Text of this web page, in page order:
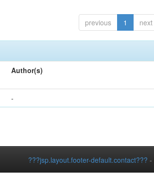
previous 1 next
Author(s)
-
???jsp.layout.footer-default.contact??? -